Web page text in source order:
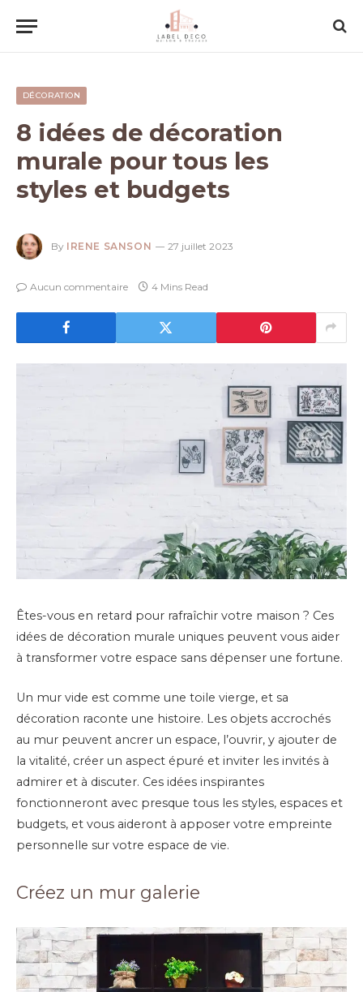
DÉCORATION
8 idées de décoration
murale pour tous les
styles et budgets
By IRENE SANSON 27 juillet 2023
Aucun commentaire 4 Mins Read
Êtes-vous en retard pour rafraîchir votre maison ? Ces
idées de décoration murale uniques peuvent vous aider
à transformer votre espace sans dépenser une fortune.
Un mur vide est comme une toile vierge, et sa
décoration raconte une histoire. Les objets accrochés
au mur peuvent ancrer un espace, l’ouvrir, y ajouter de
la vitalité, créer un aspect épuré et inviter les invités à
admirer et à discuter. Ces idées inspirantes
fonctionneront avec presque tous les styles, espaces et
budgets, et vous aideront à apposer votre empreinte
personnelle sur votre espace de vie.
Créez un mur galerie